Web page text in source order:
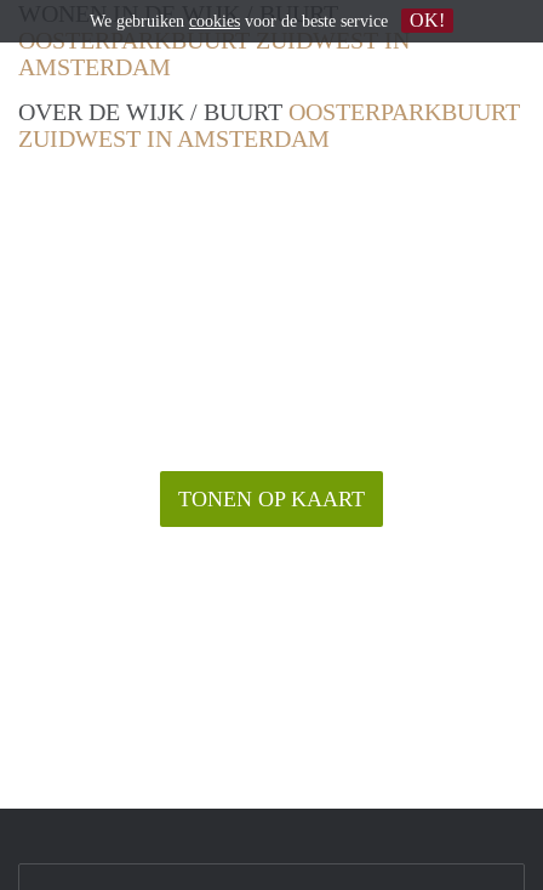
WONEN IN DE WIJK / BUURT
OOSTERPARKBUURT ZUIDWEST IN
AMSTERDAM
OVER DE WIJK / BUURT OOSTERPARKBUURT
ZUIDWEST IN AMSTERDAM
TONEN OP KAART
We gebruiken cookies voor de beste service OK!